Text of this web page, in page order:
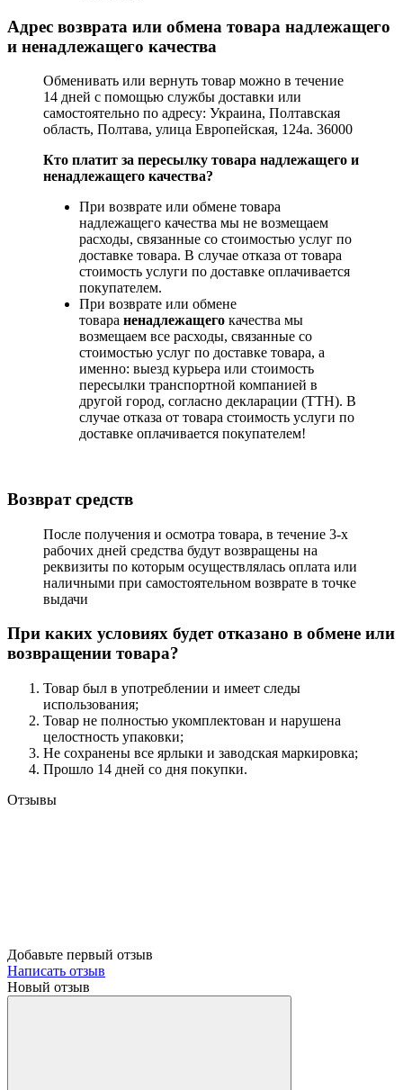
Адрес возврата или обмена товара надлежащего
и ненадлежащего качества
Обменивать или вернуть товар можно в течение
14 дней с помощью службы доставки или
самостоятельно по адресу: Украина, Полтавская
область, Полтава, улица Европейская, 124а. 36000
Кто платит за пересылку товара надлежащего и
ненадлежащего качества?
При возврате или обмене товара
надлежащего качества мы не возмещаем
расходы, связанные со стоимостью услуг по
доставке товара. В случае отказа от товара
стоимость услуги по доставке оплачивается
покупателем.
При возврате или обмене
товара ненадлежащего качества мы
возмещаем все расходы, связанные со
стоимостью услуг по доставке товара, а
именно: выезд курьера или стоимость
пересылки транспортной компанией в
другой город, согласно декларации (ТТН). В
случае отказа от товара стоимость услуги по
доставке оплачивается покупателем!
Возврат средств
После получения и осмотра товара, в течение 3-х
рабочих дней средства будут возвращены на
реквизиты по которым осуществлялась оплата или
наличными при самостоятельном возврате в точке
выдачи
При каких условиях будет отказано в обмене или
возвращении товара?
Товар был в употреблении и имеет следы
использования;
Товар не полностью укомплектован и нарушена
целостность упаковки;
Не сохранены все ярлыки и заводская маркировка;
Прошло 14 дней со дня покупки.
Отзывы
Добавьте первый отзыв
Написать отзыв
Новый отзыв